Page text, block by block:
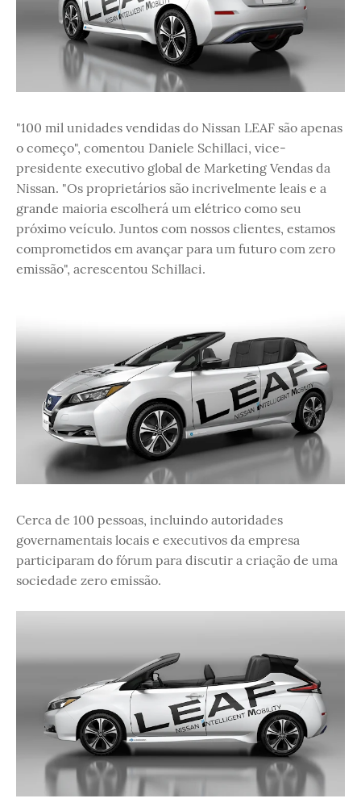
"100 mil unidades vendidas do Nissan LEAF são apenas
o começo", comentou Daniele Schillaci, vice-
presidente executivo global de Marketing Vendas da
Nissan. "Os proprietários são incrivelmente leais e a
grande maioria escolherá um elétrico como seu
próximo veículo. Juntos com nossos clientes, estamos
comprometidos em avançar para um futuro com zero
emissão", acrescentou Schillaci.
Cerca de 100 pessoas, incluindo autoridades
governamentais locais e executivos da empresa
participaram do fórum para discutir a criação de uma
sociedade zero emissão.